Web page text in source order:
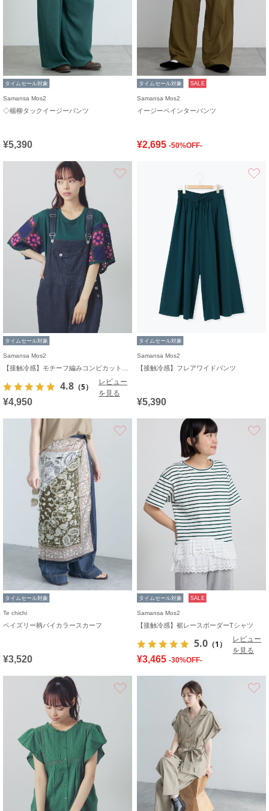
タイムセール対象
Samansa Mos2
◇楊柳タックイージーパンツ
¥5,390
タイムセール対象 SALE
Samansa Mos2
イージーペインターパンツ
¥2,695 -50%OFF-
タイムセール対象
Samansa Mos2
4.8 （5）
レビュー
を見る
¥4,950
タイムセール対象
Samansa Mos2
【接触冷感】フレアワイドパンツ
¥5,390
タイムセール対象
Te chichi
ペイズリー柄バイカラースカーフ
¥3,520
タイムセール対象 SALE
Samansa Mos2
【接触冷感】裾レースボーダーTシャツ
5.0 （1）
レビュー
を見る
¥3,465 -30%OFF-